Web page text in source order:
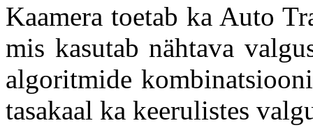
Kaamera toetab ka Auto
mis kasutab nähtava
algoritmide
tasakaal ka keerulistes